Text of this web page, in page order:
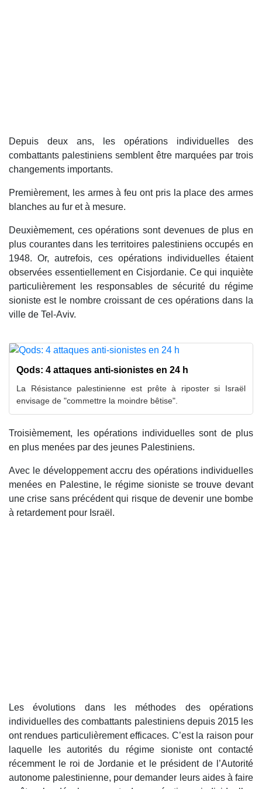
Depuis deux ans, les opérations individuelles des
combattants palestiniens semblent être marquées par trois
changements importants.
Premièrement, les armes à feu ont pris la place des armes
blanches au fur et à mesure.
Deuxièmement, ces opérations sont devenues de plus en
plus courantes dans les territoires palestiniens occupés en
1948. Or, autrefois, ces opérations individuelles étaient
observées essentiellement en Cisjordanie. Ce qui inquiète
particulièrement les responsables de sécurité du régime
sioniste est le nombre croissant de ces opérations dans la
ville de Tel-Aviv.
Qods: 4 attaques anti-sionistes en 24 h
La Résistance palestinienne est prête à riposter si Israël
envisage de "commettre la moindre bêtise".
Troisièmement, les opérations individuelles sont de plus
en plus menées par des jeunes Palestiniens.
Avec le développement accru des opérations individuelles
menées en Palestine, le régime sioniste se trouve devant
une crise sans précédent qui risque de devenir une bombe
à retardement pour Israël.
Les évolutions dans les méthodes des opérations
individuelles des combattants palestiniens depuis 2015 les
ont rendues particulièrement efficaces. C’est la raison pour
laquelle les autorités du régime sioniste ont contacté
récemment le roi de Jordanie et le président de l’Autorité
autonome palestinienne, pour demander leurs aides à faire